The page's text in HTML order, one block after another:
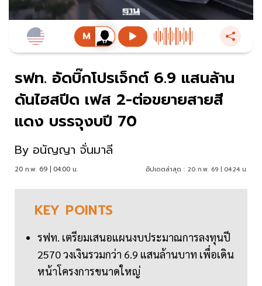
รฟท. อัดบิ๊กโปรเจ็กต์ 6.9 แสนล้าน
ดันไฮสปีด เฟส 2-ต่อขยายสายสี
แดง บรรจุงบปี 70
By อนัญญา จั่นมาลี
20 ก.พ. 69 | 04:00 น. อัปเดตล่าสุด : 20 ก.พ. 69 | 04:24 น.
KEY POINTS
รฟท. เตรียมเสนอแผนงบประมาณการลงทุนปี
2570 วงเงินรวมกว่า 6.9 แสนล้านบาท เพื่อเดิน
หน้าโครงการขนาดใหญ่